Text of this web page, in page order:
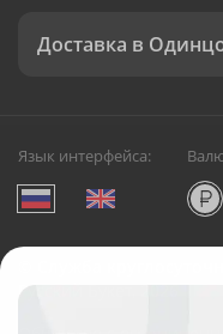
Доставка в
Язык интерфейса:
Служба
Русский Букет, 2026